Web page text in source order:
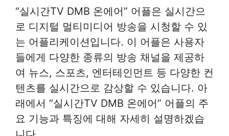
“실시간TV DMB 온에어” 어플은 실시간으
로 디지털 멀티미디어 방송을 시청할 수 있
는 어플리케이션입니다. 이 어플은 사용자
들에게 다양한 종류의 방송 채널을 제공하
여 뉴스, 스포츠, 엔터테인먼트 등 다양한 컨
텐츠를 실시간으로 감상할 수 있습니다. 아
래에서 “실시간TV DMB 온에어” 어플의 주
요 기능과 특징에 대해 자세히 설명하겠습